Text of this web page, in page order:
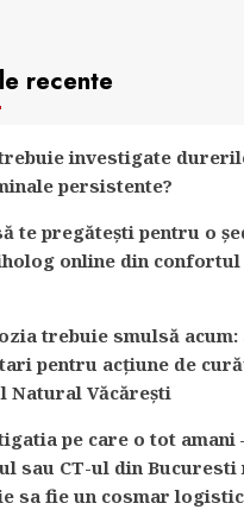
recente
investigate
persistente?
te pregătești pentru o
online din confortul
trebuie smulsă acum:
pentru acțiune de
Natural Văcărești
pe care o tot amani
sau CT-ul din Bucuresti
sa fie un cosmar logistic